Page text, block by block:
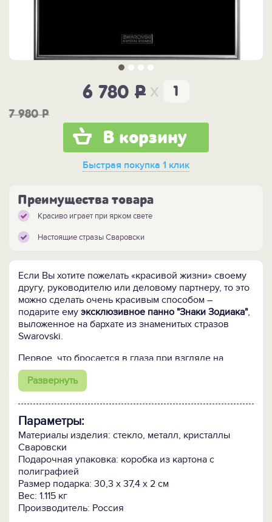
6 780 P x
7 980P
В корзину
Быстрая покупка 1 клик
Преимущества товара
Красиво играет при ярком свете
Настоящие стразы Сваровски
Если Вы хотите пожелать «красивой жизни» своему
другу, руководителю или деловому партнеру, то это
можно сделать очень красивым способом –
подарите ему эксклюзивное панно "Знаки Зодиака",
выложенное на бархате из знаменитых стразов
Swarovski.
Первое, что бросается в глаза при взгляде на
панно, – волшебная игра бликов и солнечных
искорок в гранях кристаллов. Поэтому, вручая
подарок, не забудьте пожелать юбиляру такой же
яркой жизни и такой же блистательной карьеры, как
это эксклюзивное панно.
Мы используем настоящие хрустальные камни. Они
полностью копируют драгоценные камни, а игра
света в них происходит исключительно за счёт
великолепного качества хрусталя Swarovski и его
огранки. На них нет совершенно никакого
металлического отражающего или прозрачного
напыления. Эти хрустальные камни не находятся в
Развернуть
Параметры:
Материалы изделия: стекло, металл, кристаллы
Сваровски
Подарочная упаковка: коробка из картона с
полиграфией
Размер подарка: 30,3 х 37,4 х 2 см
Вес: 1.115 кг
Производитель: Россия